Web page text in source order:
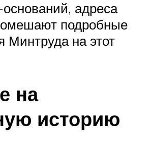
адреса
подробные
Минтруда на этот
на
историю